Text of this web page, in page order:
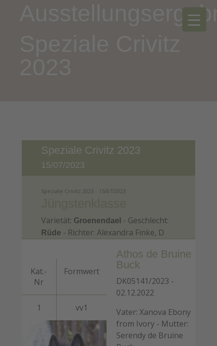
Speziale Crivitz 2023
15/07/2023
Speziale Crivitz 2023 - 15/07/2023
Varietät: Groenendael - Geschlecht:
Rüde - Richter: Alexandra Finke, D
Kat.-
Nr
Formwert
1 vv1
Athos de Bruine
Buck
DK05141/2023 -
02.12.2022
Vater: Xanova Ebony
from Ivory - Mutter:
Serendy de Bruine